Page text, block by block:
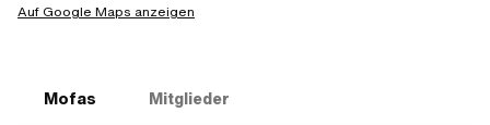
Auf Google Maps anzeigen
Mofas Mitglieder